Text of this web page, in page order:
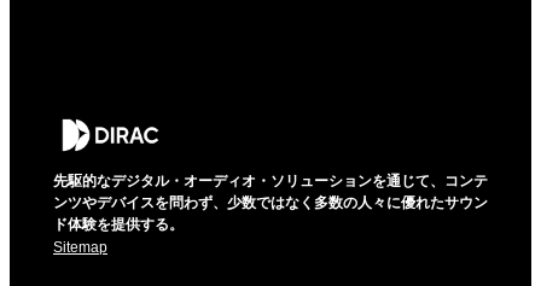
先駆的なデジタル・オーディオ・ソリューションを通じて、コンテ
ンツやデバイスを問わず、少数ではなく多数の人々に優れたサウン
ド体験を提供する。
Sitemap